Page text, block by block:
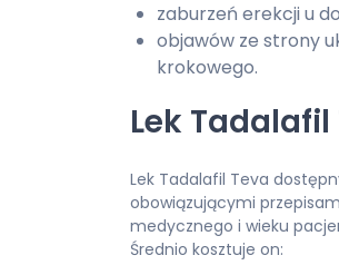
zaburzeń erekcji u
objawów ze strony
krokowego.
Lek
Lek Tadalafil Teva
obowiązującymi
medycznego i wieku
Średnio kosztuje on: